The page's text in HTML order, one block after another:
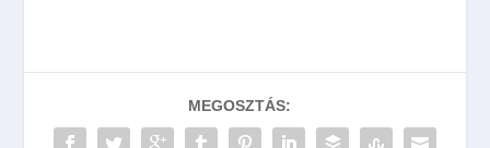
MEGOSZTÁS: